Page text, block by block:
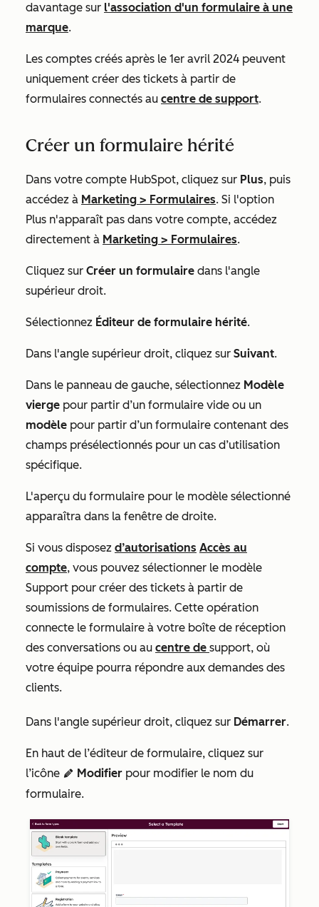
davantage sur l'association d'un formulaire à une
marque.
Les comptes créés après le 1er avril 2024 peuvent
uniquement créer des tickets à partir de
formulaires connectés au centre de support.
Créer un formulaire hérité
Dans votre compte HubSpot, cliquez sur Plus, puis
accédez à Marketing > Formulaires. Si l'option
Plus n'apparaît pas dans votre compte, accédez
directement à Marketing > Formulaires.
Cliquez sur Créer un formulaire dans l'angle
supérieur droit.
Sélectionnez Éditeur de formulaire hérité.
Dans l'angle supérieur droit, cliquez sur Suivant.
Dans le panneau de gauche, sélectionnez Modèle
vierge pour partir d’un formulaire vide ou un
modèle pour partir d’un formulaire contenant des
champs présélectionnés pour un cas d’utilisation
spécifique.
L'aperçu du formulaire pour le modèle sélectionné
apparaîtra dans la fenêtre de droite.
Si vous disposez d’autorisations Accès au
compte, vous pouvez sélectionner le modèle
Support pour créer des tickets à partir de
soumissions de formulaires. Cette opération
connecte le formulaire à votre boîte de réception
des conversations ou au centre de support, où
votre équipe pourra répondre aux demandes des
clients.
Dans l'angle supérieur droit, cliquez sur Démarrer.
En haut de l’éditeur de formulaire, cliquez sur
l’icône edit Modifier pour modifier le nom du
formulaire.